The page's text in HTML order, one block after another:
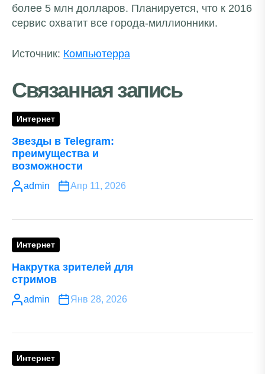
более 5 млн долларов. Планируется, что к 2016
сервис охватит все города-миллионники.
Источник: Компьютерра
Связанная запись
Интернет
Звезды в Telegram:
преимущества и
возможности
admin Апр 11, 2026
Интернет
Накрутка зрителей для
стримов
admin Янв 28, 2026
Интернет